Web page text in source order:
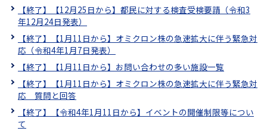
【終了】【12月25日から】都民に対する検査受検要請（令和3
年12月24日発表）
【終了】【1月11日から】オミクロン株の急速拡大に伴う緊急対
応（令和4年1月7日発表）
【終了】【1月11日から】お問い合わせの多い施設一覧
【終了】【1月11日から】オミクロン株の急速拡大に伴う緊急対
応 質問と回答
【終了】【令和4年1月11日から】イベントの開催制限等につい
て